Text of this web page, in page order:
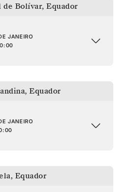
de Bolívar, Equador
JANEIRO
, Equador
JANEIRO
, Equador